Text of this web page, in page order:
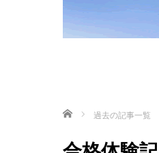
ホーム 過去の記事一覧